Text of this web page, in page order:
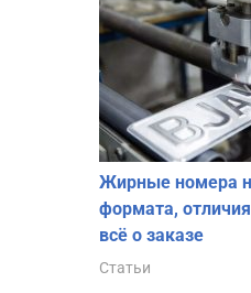
Жирные номера
формата,
всё о заказе
Статьи